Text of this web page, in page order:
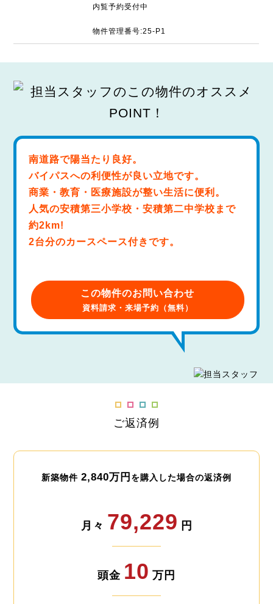
内覧予約受付中
物件管理番号:25-P1
南道路で陽当たり良好。
バイパスへの利便性が良い立地です。
商業・教育・医療施設が整い生活に便利。
人気の安積第三小学校・安積第二中学校まで
約2km!
2台分のカースペース付きです。
この物件のお問い合わせ
資料請求・来場予約（無料）
ご返済例
新築物件 2,840万円 を購入した場合の返済例
月々 79,229 円
頭金 10 万円